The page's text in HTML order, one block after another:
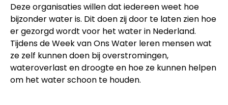
Deze organisaties willen dat iedereen weet hoe
bijzonder water is. Dit doen zij door te laten zien hoe
er gezorgd wordt voor het water in Nederland.
Tijdens de Week van Ons Water leren mensen wat
ze zelf kunnen doen bij overstromingen,
wateroverlast en droogte en hoe ze kunnen helpen
om het water schoon te houden.